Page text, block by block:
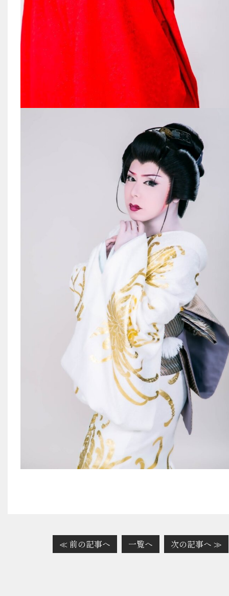
≪ 前の記事へ 一覧へ 次の記事へ ≫